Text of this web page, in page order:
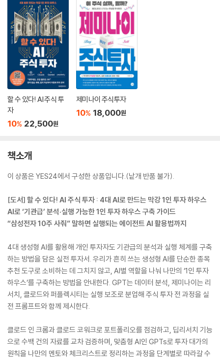
할 수 있다! AI 주식 투
자
10% 22,500원
제미나이 주식투자
10% 18,000원
책소개
이 상품은 YES24에서 구성한 상품입니다.(낱개 반품 불가).
[도서] 할 수 있다! AI 주식 투자 : 4대 AI로 만드는 막강 1인 투자 하우스
AI로 ‘기관급’ 분석·실행 가능한 1인 투자 하우스 구축 가이드
“삼성전자 10주 사줘” 말하면 실행되는 에이전트 AI 활용법까지
4대 생성형 AI를 활용해 개인 투자자도 기관급의 분석과 실행 체계를 구축
하는 방법을 담은 실전 투자서. 우리가 흔히 쓰는 생성형 AI를 단순한 종목
추천 도구로 소비하는 데 그치지 않고, AI별 역할을 나눠 나만의 ‘1인 투자
하우스’를 구축하는 방법을 안내한다. GPT는 데이터 분석, 제미나이는 리
서치, 클로드와 퍼플렉시티는 실행 보조로 분업해 주식 투자 전 과정을 실
전 프롬프트와 함께 제시한다.
클로드 인 크롬과 클로드 코워크로 포트폴리오를 점검하고, 딥리서치 기능
으로 수백 건의 자료를 교차 검증하며, 맞춤형 AI인 GPTs로 투자 대가의
원칙을 나만의 멘토와 체크리스트로 정리하는 과정을 단계별로 따라갈 수